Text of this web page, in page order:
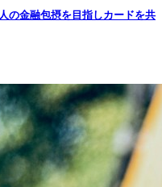
金融包摂を目指しカードを共